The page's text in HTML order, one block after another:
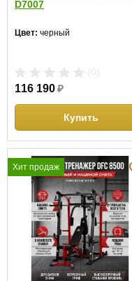
D7007
Цвет: черный
116 190₽
Купить
Хит продаж